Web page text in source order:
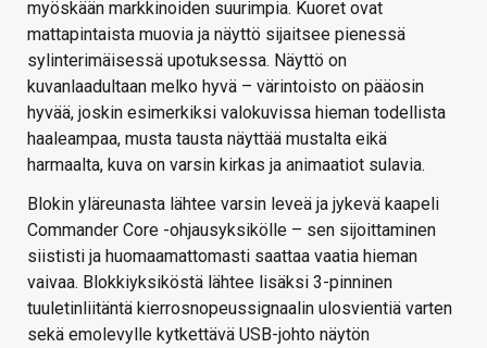
myöskään markkinoiden suurimpia. Kuoret ovat
mattapintaista muovia ja näyttö sijaitsee pienessä
sylinterimäisessä upotuksessa. Näyttö on
kuvanlaadultaan melko hyvä – värintoisto on pääosin
hyvää, joskin esimerkiksi valokuvissa hieman todellista
haaleampaa, musta tausta näyttää mustalta eikä
harmaalta, kuva on varsin kirkas ja animaatiot sulavia.
Blokin yläreunasta lähtee varsin leveä ja jykevä kaapeli
Commander Core -ohjausyksikölle – sen sijoittaminen
siististi ja huomaamattomasti saattaa vaatia hieman
vaivaa. Blokkiyksiköstä lähtee lisäksi 3-pinninen
tuuletinliitäntä kierrosnopeussignaalin ulosvientiä varten
sekä emolevylle kytkettävä USB-johto näytön